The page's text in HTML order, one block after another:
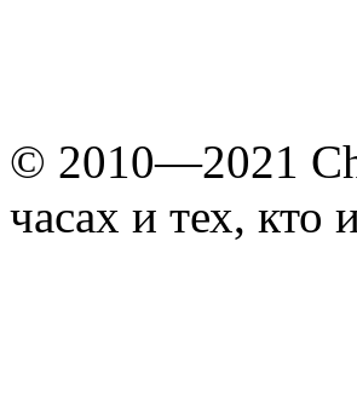
© 2010—2021
часах и тех, кто